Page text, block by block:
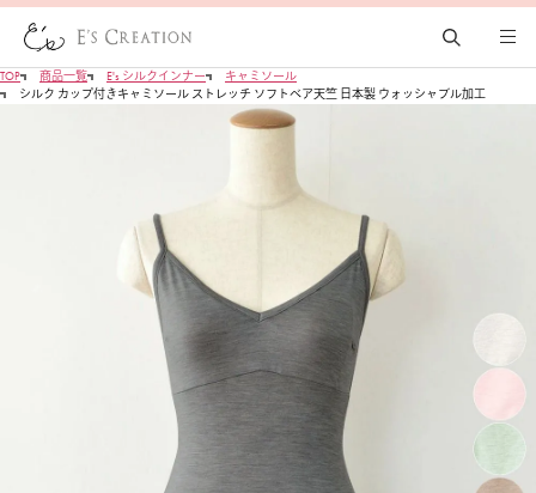
TOP 商品一覧 E's シルクインナー
キャミソール
シルク カップ付きキャミソール ストレッチ ソフトベア天竺 日本製 ウォッシャブル加工